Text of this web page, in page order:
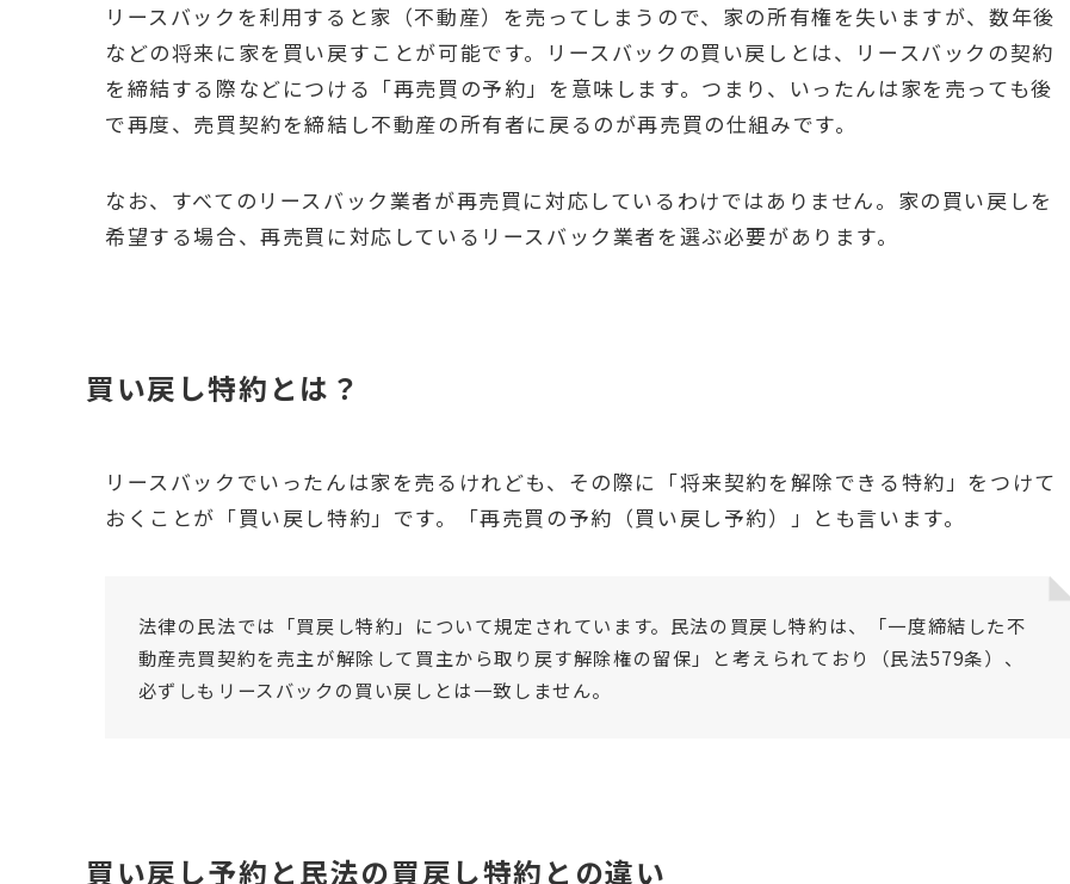
リースバックを利用すると家（不動産）を売ってしまうので、家の所有権を失いますが、数年後
などの将来に家を買い戻すことが可能です。リースバックの買い戻しとは、リースバックの契約
を締結する際などにつける「再売買の予約」を意味します。つまり、いったんは家を売っても後
で再度、売買契約を締結し不動産の所有者に戻るのが再売買の仕組みです。
なお、すべてのリースバック業者が再売買に対応しているわけではありません。家の買い戻しを
希望する場合、再売買に対応しているリースバック業者を選ぶ必要があります。
買い戻し特約とは？
リースバックでいったんは家を売るけれども、その際に「将来契約を解除できる特約」をつけて
おくことが「買い戻し特約」です。「再売買の予約（買い戻し予約）」とも言います。
法律の民法では「買戻し特約」について規定されています。民法の買戻し特約は、「一度締結した不
動産売買契約を売主が解除して買主から取り戻す解除権の留保」と考えられており（民法579条）、
必ずしもリースバックの買い戻しとは一致しません。
買い戻し予約と民法の買戻し特約との違い